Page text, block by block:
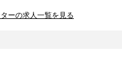
ーの求人一覧を見る